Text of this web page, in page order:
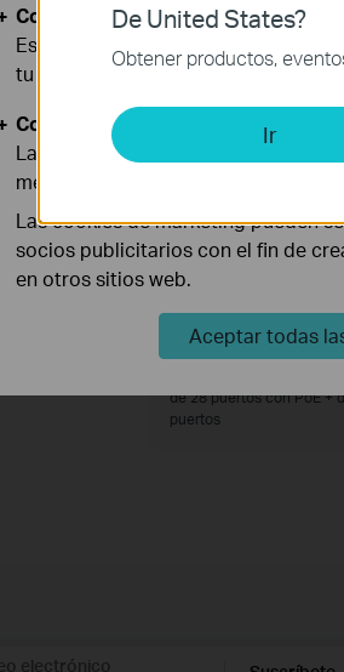
Switch Easy Smart de 16
TL-SG1428PE
de 28 puertos con PoE +
puertos
electrónico
De United States?
Obtener productos,
Ir
Cookies Básicas
Estas cookies son necesarias para
tu sistema.
Cookies de Análisis y de Marketing
Las cookies de análisis nos
mejorar y adaptar la funcionalidad
Las cookies de marketing pueden
socios publicitarios con el fin de
en otros sitios web.
Aceptar todas